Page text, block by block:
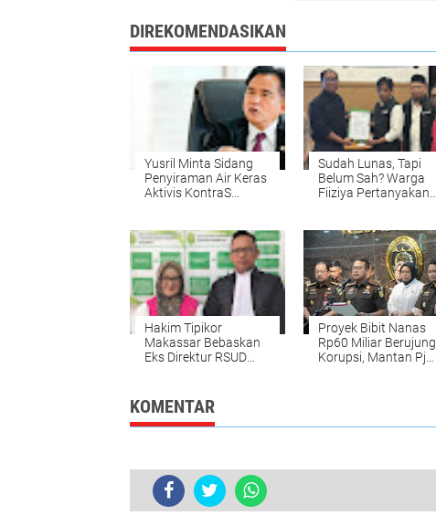
DIREKOMENDASIKAN
Yusril Minta Sidang
Penyiraman Air Keras
Aktivis KontraS
Sudah Lunas, Tapi
Belum Sah? Warga
Fiiziya Pertanyakan
Hakim Tipikor
Makassar Bebaskan
Eks Direktur RSUD
Proyek Bibit Nanas
Rp60 Miliar Berujung
Korupsi, Mantan Pj
KOMENTAR